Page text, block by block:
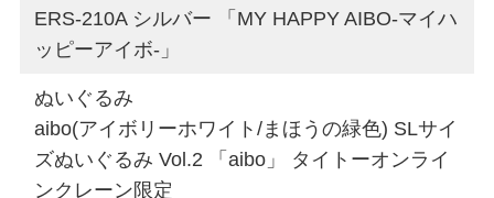
ERS-210A シルバー 「MY HAPPY AIBO-マイハ
ッピーアイボ-」
ぬいぐるみ
aibo(アイボリーホワイト/まほうの緑色) SLサイ
ズぬいぐるみ Vol.2 「aibo」 タイトーオンライ
ンクレーン限定